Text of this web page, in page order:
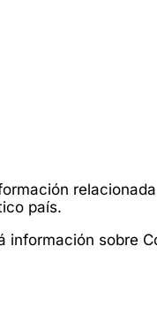
país.
información sobre